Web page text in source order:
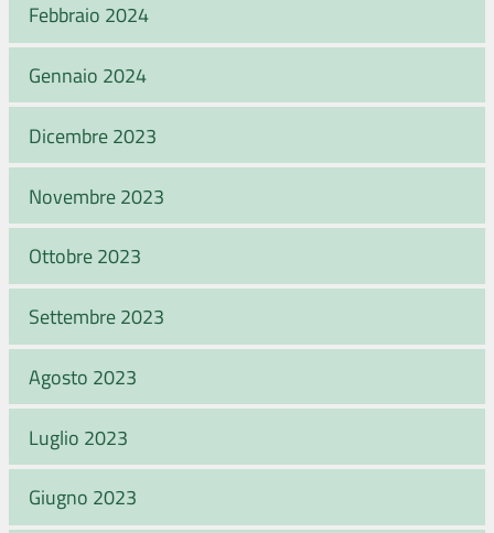
Febbraio 2024
Gennaio 2024
Dicembre 2023
Novembre 2023
Ottobre 2023
Settembre 2023
Agosto 2023
Luglio 2023
Giugno 2023